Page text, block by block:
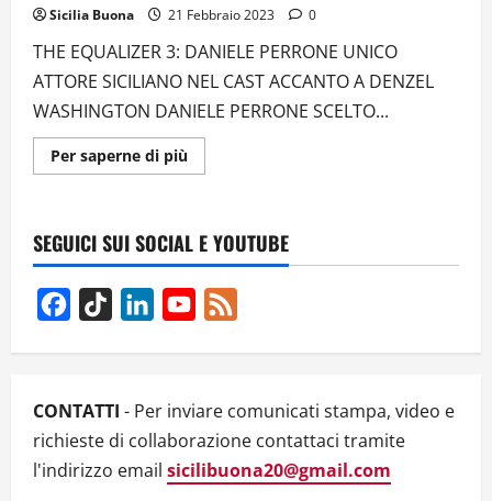
Sicilia Buona 21 Febbraio 2023 0
THE EQUALIZER 3: DANIELE PERRONE UNICO
ATTORE SICILIANO NEL CAST ACCANTO A DENZEL
WASHINGTON DANIELE PERRONE SCELTO...
Per saperne di piùUlteriori
informazioni
DANIELE
PERRONE
NEL
DI
THE
EQUALIZER
SEGUICI SUI SOCIAL E YOUTUBE
Facebook
TikTok LinkedInYouTube
CONTATTI - Per inviare comunicati stampa, video e
richieste di collaborazione contattaci tramite
l'indirizzo email sicilibuona20@gmail.com